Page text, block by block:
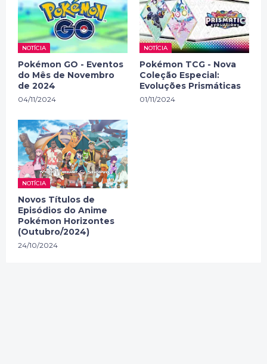
NOTÍCIA
Pokémon GO - Eventos
do Mês de Novembro
de 2024
04/11/2024
NOTÍCIA
Pokémon TCG - Nova
Coleção Especial:
Evoluções Prismáticas
01/11/2024
NOTÍCIA
Novos Títulos de
Episódios do Anime
Pokémon Horizontes
(Outubro/2024)
24/10/2024